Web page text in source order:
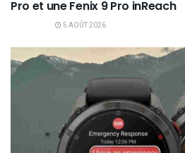
Pro et une Fenix 9 Pro inReach
5 AOÛT 2026